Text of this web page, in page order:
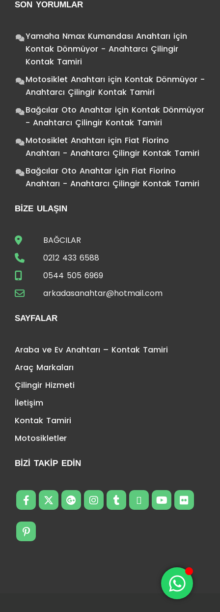
SON YORUMLAR
Yamaha Nmax Kumandası Anahtarı için
Kontak Dönmüyor - Anahtarcı Çilingir
Kontak Tamiri
Motosiklet Anahtarı için Kontak Dönmüyor -
Anahtarcı Çilingir Kontak Tamiri
Bağcılar Oto Anahtar için Kontak Dönmüyor
- Anahtarcı Çilingir Kontak Tamiri
Motosiklet Anahtarı için Fiat Fiorino
Anahtarı - Anahtarcı Çilingir Kontak Tamiri
Bağcılar Oto Anahtar için Fiat Fiorino
Anahtarı - Anahtarcı Çilingir Kontak Tamiri
BIZE ULAŞIN
BAĞCILAR
0212 433 6588
0544 505 6969
arkadasanahtar@hotmail.com
SAYFALAR
Araba ve Ev Anahtarı – Kontak Tamiri
Araç Markaları
Çilingir Hizmeti
İletişim
Kontak Tamiri
Motosikletler
BIZI TAKIP EDIN